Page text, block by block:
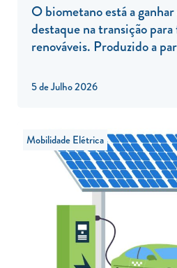
5 de Julho 2026
O biometano está a ganhar
destaque na transição
renováveis. Produzido a
Mobilidade Elétrica